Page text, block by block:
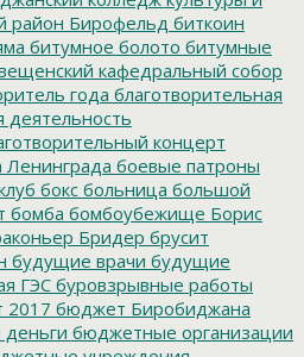
район Бирофельд биткоин
битумное болото битумные
кафедральный собор
года благотворительная
деятельность
концерт
Ленинграда боевые патроны
бокс больница большой
бомба бомбоубежище Борис
Бридер брусит
будущие врачи будущие
ГЭСбуровзрывные работы
2017 бюджет Биробиджана
бюджетные организации